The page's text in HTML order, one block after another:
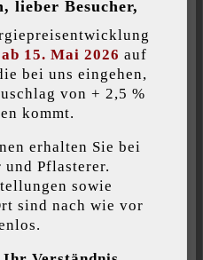
staunen. Die Pflastersteine
Wählen Sie die für Ihre
Steindicke.
Inaktiv
Mehr Informationen
lieber Besucher,
ab 15. Mai 2026 auf
bei uns eingehen,
von + 2,5 %
kommt.
erhalten Sie bei
Pflasterer.
sowie
sind nach wie vor